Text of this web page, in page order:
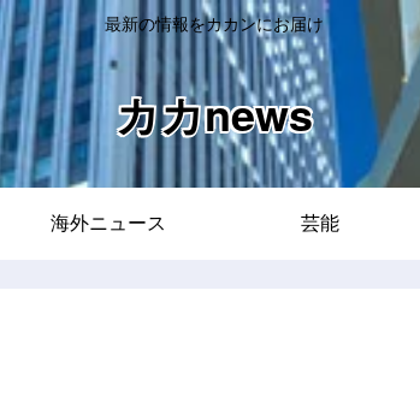
最新の情報をカカンにお届け
カカnews
海外ニュース 芸能